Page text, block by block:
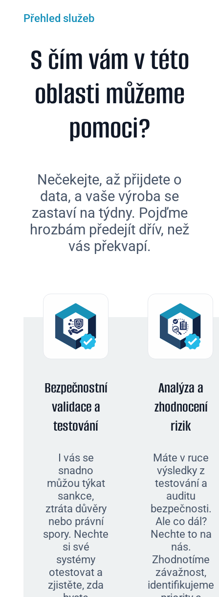
Přehled služeb
S čím vám v této
oblasti můžeme
pomoci?
Nečekejte, až přijdete o
data, a vaše výroba se
zastaví na týdny. Pojďme
hrozbám předejít dřív, než
vás překvapí.
Bezpečnostní
validace a
testování
I vás se
snadno
můžou týkat
sankce,
ztráta důvěry
nebo právní
spory. Nechte
si své
systémy
otestovat a
zjistěte, zda
Analýza a
zhodnocení
rizik
Máte v ruce
výsledky z
testování a
auditu
bezpečnosti.
Ale co dál?
Nechte to na
nás.
Zhodnotíme
závažnost,
identifikujeme